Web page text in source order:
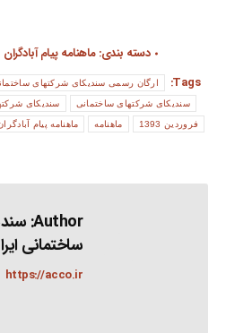
دسته بندی:ماهنامه پیام آبادگران
Tags:
ارگان رسمی سندیکای شرکتهای
سندیکای شرکتهای ساختمانی سندیکای
فروردین 1393 ماهنامه ماهنامه پیام
Author:
ساختمانی
https://acco.ir